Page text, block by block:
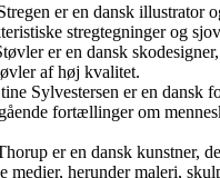
er en dansk illustrator
stregtegninger og
er en dansk
af høj kvalitet.
Sylvestersen er en dansk
fortællinger om
er en dansk kunstner,
medier, herunder maleri,